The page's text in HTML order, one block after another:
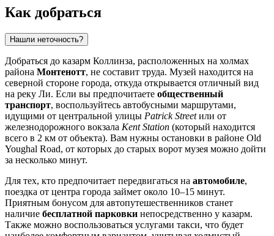
Как добраться
Нашли неточность?
Добраться до казарм Коллинза, расположенных на холмах
района Монтенотт, не составит труда. Музей находится на
северной стороне города, откуда открывается отличный вид
на реку Ли. Если вы предпочитаете общественный
транспорт, воспользуйтесь автобусными маршрутами,
идущими от центральной улицы Patrick Streetили от
железнодорожного вокзала Kent Station (который находится
всего в 2 км от объекта). Вам нужны остановки в районе Old
Youghal Road, от которых до старых ворот музея можно дойти
за несколько минут.
Для тех, кто предпочитает передвигаться на автомобиле,
поездка от центра города займет около 10–15 минут.
Приятным бонусом для автопутешественников станет
наличие бесплатной парковки непосредственно у казарм.
Также можно воспользоваться услугами такси, что будет